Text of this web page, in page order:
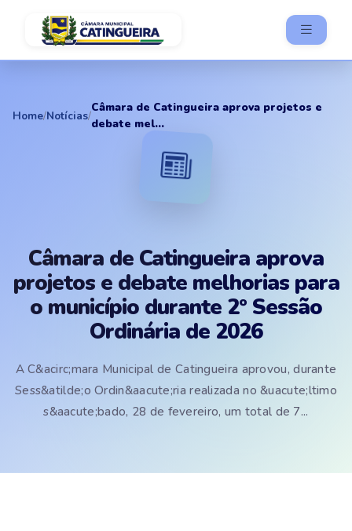
Home/Notícias/
Câmara de Catingueira aprova projetos e
debate mel...
Câmara de Catingueira aprova
projetos e debate melhorias para
o município durante 2º Sessão
Ordinária de 2026
A C&acirc;mara Municipal de Catingueira aprovou, durante
Sess&atilde;o Ordin&aacute;ria realizada no &uacute;ltimo
s&aacute;bado, 28 de fevereiro, um total de 7...